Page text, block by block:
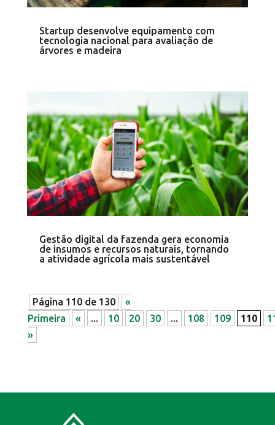
Startup desenvolve equipamento com
tecnologia nacional para avaliação de
árvores e madeira
Gestão digital da fazenda gera economia
de insumos e recursos naturais, tornando
a atividade agrícola mais sustentável
Página 110 de 130
«
Primeira
« ... 10 20 30 ... 108 109 110
»